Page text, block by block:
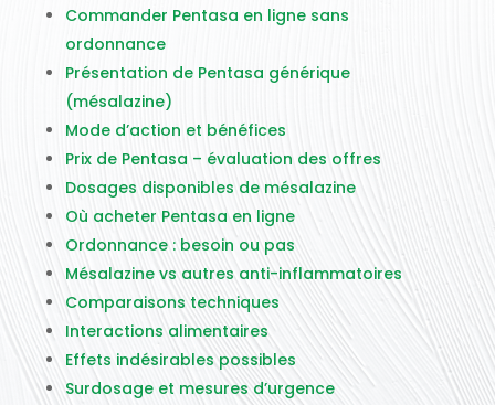
Commander Pentasa en ligne sans
ordonnance
Présentation de Pentasa générique
(mésalazine)
Mode d’action et bénéfices
Prix de Pentasa – évaluation des offres
Dosages disponibles de mésalazine
Où acheter Pentasa en ligne
Ordonnance : besoin ou pas
Mésalazine vs autres anti-inflammatoires
Comparaisons techniques
Interactions alimentaires
Effets indésirables possibles
Surdosage et mesures d’urgence